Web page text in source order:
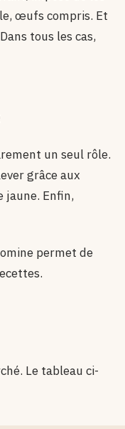
œufs compris. Et
tous les cas,
un seul rôle.
grâce aux
jaune. Enfin,
permet de
Le tableau ci-